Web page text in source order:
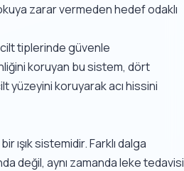
zarar vermeden hedef odaklı
tiplerinde güvenle
koruyan bu sistem, dört
yüzeyini koruyarak acı hissini
ışık sistemidir. Farklı dalga
değil, aynı zamanda leke tedavisi